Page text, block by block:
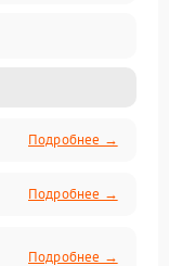
Подробнее →
Подробнее →
Подробнее →